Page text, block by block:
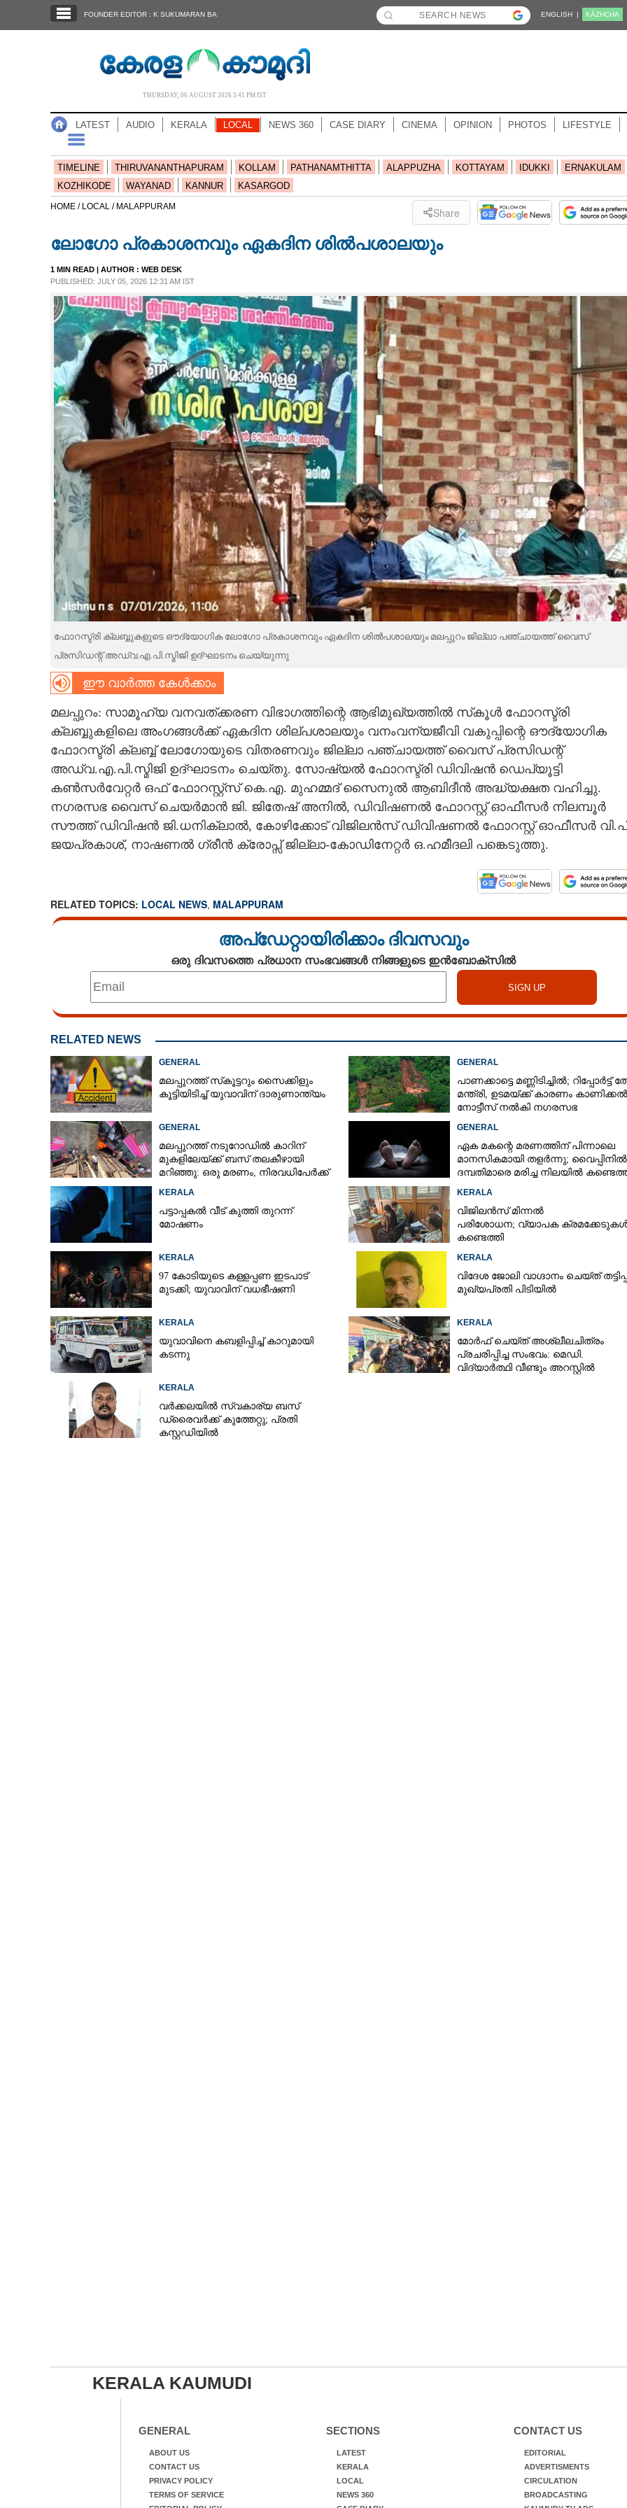
NOTIFIED NEWS
NEWS 360
CASE DIARY
LIFESTYLE
SPIRITUAL
CARTOONS
LITERATURE
CONTACT US
FOUNDER EDITOR : K SUKUMARAN BA ENGLISH | KĀZHCHA
THURSDAY, 06 AUGUST 2026 3.41 PM IST
LATEST AUDIO KERALA LOCAL NEWS 360 CASE DIARY CINEMA OPINION PHOTOS LIFESTYLE
TIMELINE THIRUVANANTHAPURAM KOLLAM PATHANAMTHITTA ALAPPUZHA KOTTAYAM IDUKKI
ERNAKULAM
KOZHIKODE
WAYANAD KANNUR KASARGOD
HOME / LOCAL / MALAPPURAM Share
ലോഗോ പ്രകാശനവും ഏകദിന ശിൽപശാലയും
1 MIN READ | AUTHOR : WEB DESK
PUBLISHED: JULY 05, 2026 12:31 AM IST
ഫോറസ്ട്രി ക്ലബ്ബുകളുടെ ഔദ്യോഗിക ലോഗോ പ്രകാശനവും ഏകദിന ശിൽപശാലയും മലപ്പുറം ജില്ലാ പഞ്ചായത്ത് വൈസ്
പ്രസിഡന്റ് അഡ്വ.എ.പി.സ്മിജി ഉദ്ഘാടനം ചെയ്യുന്നു
ഈ വാർത്ത കേൾക്കാം
മലപ്പുറം: സാമൂഹ്യ വനവത്ക്കരണ വിഭാഗത്തിന്റെ ആഭിമുഖ്യത്തിൽ സ്‌കൂൾ ഫോറസ്ട്രി
ക്ലബ്ബുകളിലെ അംഗങ്ങൾക്ക് ഏകദിന ശില്പശാലയും വനംവന്യജീവി വകുപ്പിന്റെ ഔദ്യോഗിക
ഫോറസ്ട്രി ക്ലബ്ബ് ലോഗോയുടെ വിതരണവും ജില്ലാ പഞ്ചായത്ത് വൈസ് പ്രസിഡന്റ്
അഡ്വ.എ.പി.സ്മിജി ഉദ്ഘാടനം ചെയ്തു. സോഷ്യൽ ഫോറസ്ട്രി ഡിവിഷൻ ഡെപ്യൂട്ടി
കൺസർവേറ്റർ ഒഫ് ഫോറസ്റ്റ്സ് കെ.എ. മുഹമ്മദ് സൈനുൽ ആബിദീൻ അദ്ധ്യക്ഷത വഹിച്ചു.
നഗരസഭ വൈസ് ചെയർമാൻ ജി. ജിതേഷ് അനിൽ, ഡിവിഷണൽ ഫോറസ്റ്റ് ഓഫീസർ നിലമ്പൂർ
സൗത്ത് ഡിവിഷൻ ജി.ധനിക്‌ലാൽ, കോഴിക്കോട് വിജിലൻസ് ഡിവിഷണൽ ഫോറസ്റ്റ് ഓഫീസർ
ജയപ്രകാശ്, നാഷണൽ ഗ്രീൻ ക്രോപ്സ് ജില്ലാ-കോഡിനേറ്റർ ഒ.ഹമീദലി പങ്കെടുത്തു.
RELATED TOPICS: LOCAL NEWS, MALAPPURAM
അപ്ഡേറ്റായിരിക്കാം ദിവസവും
ഒരു ദിവസത്തെ പ്രധാന സംഭവങ്ങൾ നിങ്ങളുടെ ഇൻബോക്സിൽ
RELATED NEWS
GENERAL
മലപ്പുറത്ത് സ്‌കൂട്ടറും സൈക്കിളും
കൂട്ടിയിടിച്ച് യുവാവിന് ദാരുണാന്ത്യം
GENERAL
പാണക്കാട്ടെ മണ്ണിടിച്ചിൽ; റിപ്പോർട്ട്
മന്ത്രി, ഉടമയ്ക്ക് കാരണം കാണിക്കൽ
നോട്ടീസ് നൽകി നഗരസഭ
GENERAL
മലപ്പുറത്ത് നടുറോഡിൽ കാറിന്
മുകളിലേയ്ക്ക് ബസ് തലകീഴായി
മറിഞ്ഞു: ഒരു മരണം, നിരവധിപേർക്ക്
GENERAL
ഏക മകന്റെ മരണത്തിന് പിന്നാലെ
മാനസികമായി തളർന്നു; വൈപ്പിനിൽ
ദമ്പതിമാരെ മരിച്ച നിലയിൽ
KERALA
പട്ടാപ്പകൽ വീട് കുത്തി തുറന്ന്
മോഷണം
KERALA
വിജിലൻസ് മിന്നൽ
പരിശോധന; വ്യാപക
കണ്ടെത്തി
KERALA
97 കോടിയുടെ കള്ളപ്പണ ഇടപാട്
മുടക്കി; യുവാവിന് വധഭീഷണി
KERALA
വിദേശ ജോലി വാഗ്ദാനം ചെയ്ത്
മുഖ്യപ്രതി പിടിയിൽ
KERALA
യുവാവിനെ കബളിപ്പിച്ച് കാറുമായി
കടന്നു
KERALA
മോർഫ് ചെയ്ത് അശ്ലീലചിത്രം
പ്രചരിപ്പിച്ച സംഭവം: മെഡി.
വിദ്യാർത്ഥി വീണ്ടും അറസ്റ്റിൽ
KERALA
വർക്കലയിൽ സ്വകാര്യ ബസ്
ഡ്രൈവർക്ക് കുത്തേറ്റു; പ്രതി
കസ്റ്റഡിയിൽ
KERALA KAUMUDI
GENERAL
ABOUT US
CONTACT US
PRIVACY POLICY
TERMS OF SERVICE
SECTIONS
LATEST
KERALA
LOCAL
NEWS 360
CONTACT US
EDITORIAL
ADVERTISMENTS
CIRCULATION
BROADCASTING